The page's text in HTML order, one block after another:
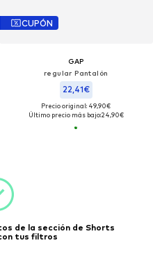
CUPÓN
GAP
regular Pantalón
22,41€
Precio original: 49,90€
Último precio más bajo:24,90€
de la sección de Shorts
tus filtros